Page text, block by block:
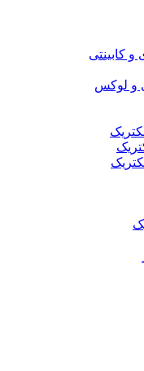
و کابینتی
و لوکس